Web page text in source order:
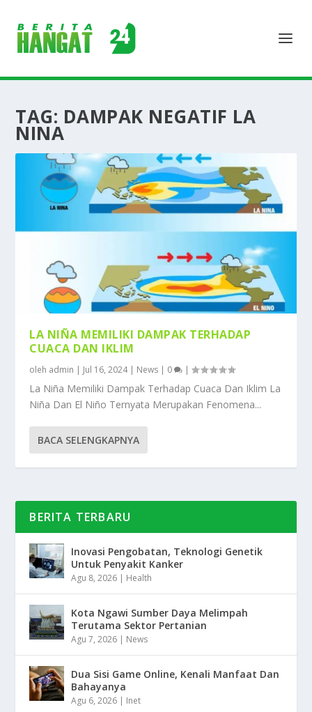
TAG: DAMPAK NEGATIF LA
NINA
LA NIÑA MEMILIKI DAMPAK TERHADAP
CUACA DAN IKLIM
oleh admin | Jul 16, 2024| News | 0 |
La Niña Memiliki Dampak Terhadap Cuaca Dan Iklim La
Niña Dan El Niño Ternyata Merupakan Fenomena...
BACA SELENGKAPNYA
BERITA TERBARU
Inovasi Pengobatan, Teknologi Genetik
Untuk Penyakit Kanker
Agu 8, 2026 | Health
Kota Ngawi Sumber Daya Melimpah
Terutama Sektor Pertanian
Agu 7, 2026 | News
Dua Sisi Game Online, Kenali Manfaat Dan
Bahayanya
Agu 6, 2026 | Inet